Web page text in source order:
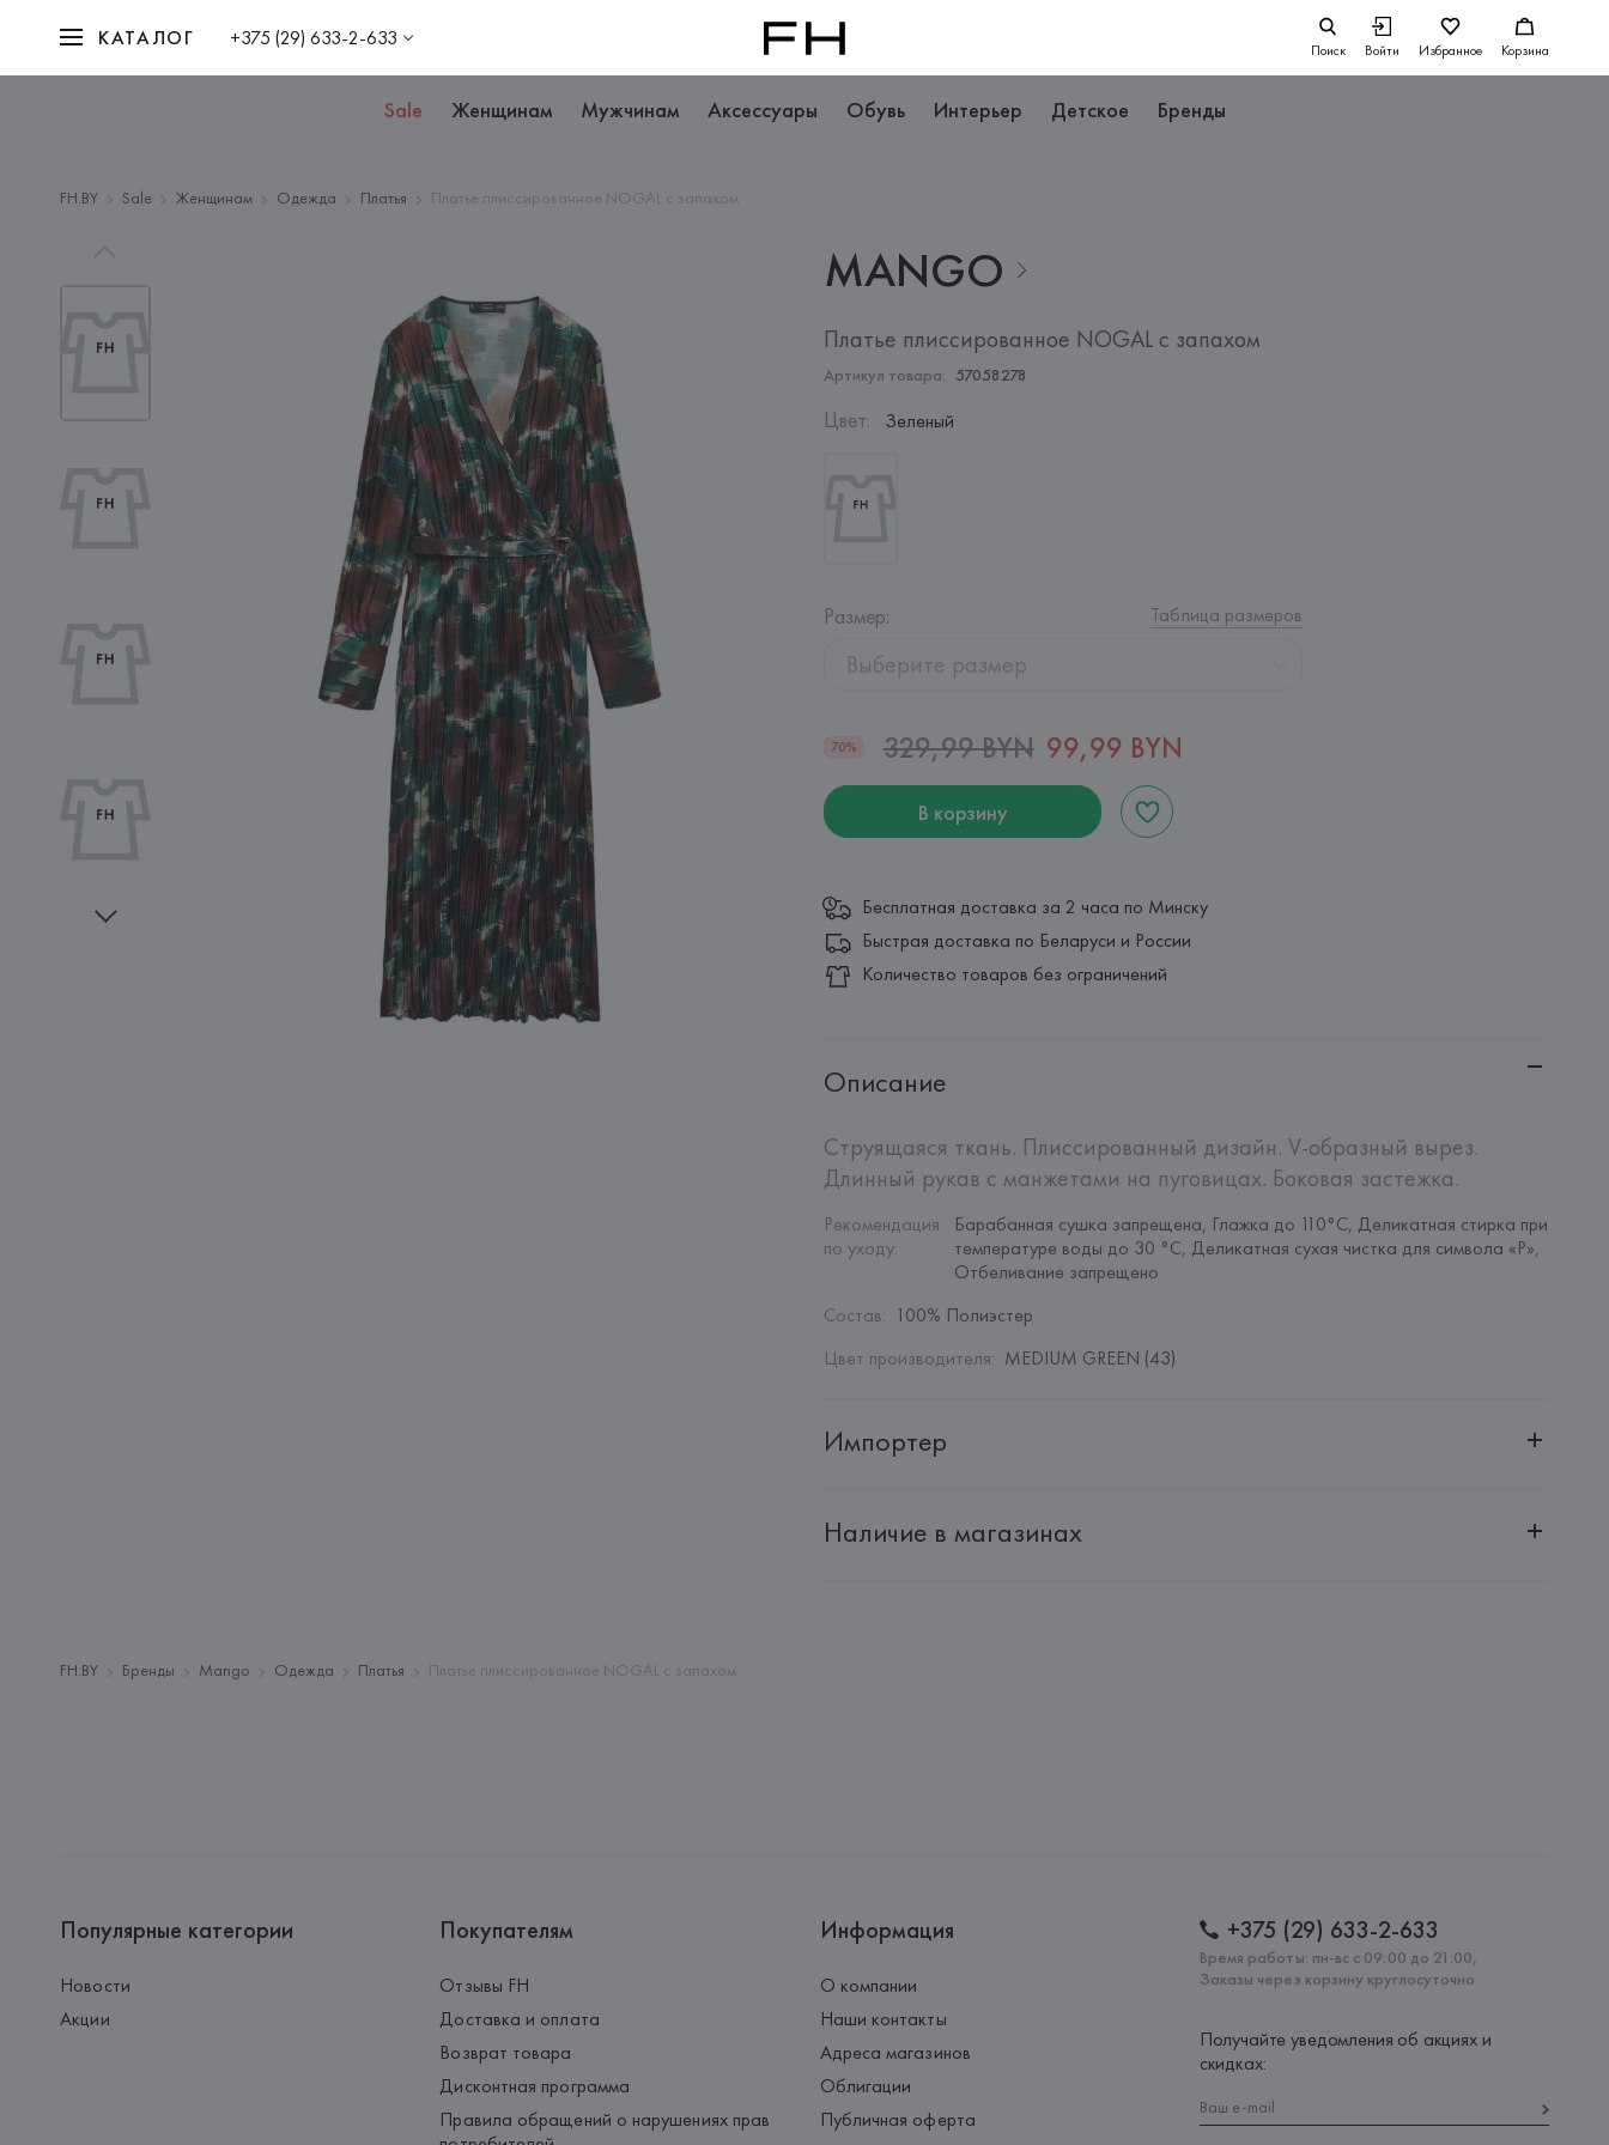
КАТАЛОГ +375 (29) 633-2-633 Поиск Войти Избранное Корзина
Sale Женщинам Мужчинам Аксессуары Обувь Интерьер Детское Бренды
FH.BY Sale Женщинам Одежда Платья Платье плиссированное NOGAL с запахом
MANGO
Платье плиссированное NOGAL с запахом
Артикул товара: 57058278
Цвет: Зеленый
Размер: Таблица размеров
Выберите размер
70% 329,99 BYN 99,99 BYN
В корзину
Бесплатная доставка за 2 часа по Минску
Быстрая доставка по Беларуси и России
Количество товаров без ограничений
Описание
Струящаяся ткань. Плиссированный дизайн. V-образный вырез.
Длинный рукав с манжетами на пуговицах. Боковая застежка.
Рекомендация
по уходу:
Барабанная сушка запрещена, Глажка до 110°C, Деликатная стирка при
температуре воды до 30 °C, Деликатная сухая чистка для символа «P»,
Отбеливание запрещено
Состав: 100% Полиэстер
Цвет производителя: MEDIUM GREEN (43)
Импортер
Адрес: Республика Беларусь, 220030, г. Минск, ул. Немига, 5, пом. 39, ком. 1
Наличие в магазинах
FH.BY Бренды Mango Одежда Платья Платье плиссированное NOGAL с запахом
Популярные категории
Новости
Акции
Покупателям
Отзывы FH
Доставка и оплата
Возврат товара
Дисконтная программа
Правила обращений о нарушениях прав
Информация
О компании
Наши контакты
Адреса магазинов
Облигации
Публичная оферта
+375 (29) 633-2-633
Время работы: пн-вс с 09:00 до 21:00,
Заказы через корзину круглосуточно
Получайте уведомления об акциях и
скидках: